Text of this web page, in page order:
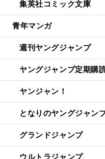
集英社コミック文庫
青年マンガ
週刊ヤングジャンプ
ヤングジャンプ定期購
ヤンジャン！
となりのヤングジャン
グランドジャンプ
ウルトラジャンプ